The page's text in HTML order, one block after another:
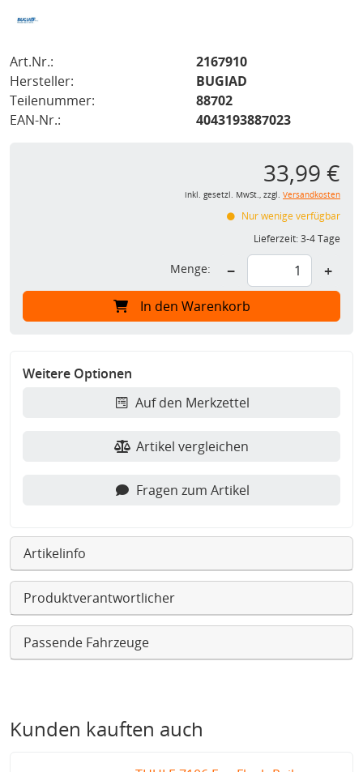
Art.Nr.:
2167910
Hersteller:
BUGIAD
Teilenummer:
88702
EAN-Nr.:
4043193887023
33,99 €
inkl. gesetzl. MwSt., zzgl. Versandkosten
Nur wenige verfügbar
Lieferzeit:3-4 Tage
Menge: − +
In den Warenkorb
Weitere Optionen
Auf den Merkzettel
Artikel vergleichen
Fragen zum Artikel
Artikelinfo
Produktverantwortlicher
Passende Fahrzeuge
Kunden kauften auch